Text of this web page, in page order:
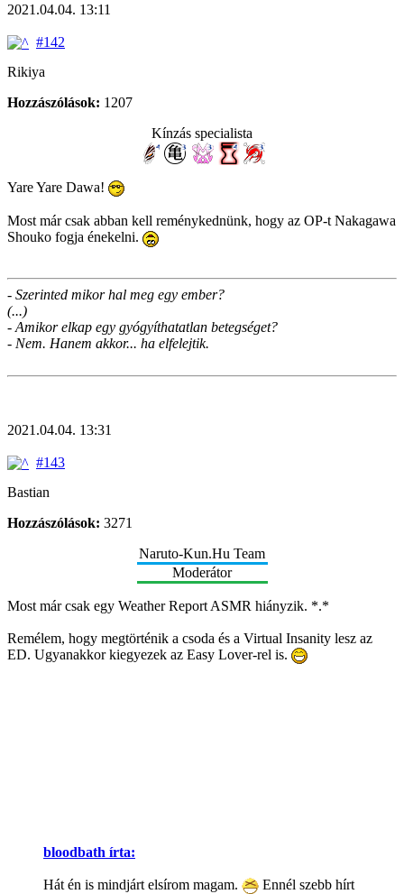
2021.04.04. 13:11
#142
Rikiya
Hozzászólások: 1207
Kínzás specialista
Yare Yare Dawa!
Most már csak abban kell reménykednünk, hogy az OP-t Nakagawa
Shouko fogja énekelni.
- Szerinted mikor hal meg egy ember?
(...)
- Amikor elkap egy gyógyíthatatlan betegséget?
- Nem. Hanem akkor... ha elfelejtik.
2021.04.04. 13:31
#143
Bastian
Hozzászólások: 3271
Naruto-Kun.Hu Team
Moderátor
Most már csak egy Weather Report ASMR hiányzik. *.*
Remélem, hogy megtörténik a csoda és a Virtual Insanity lesz az
ED. Ugyanakkor kiegyezek az Easy Lover-rel is.
bloodbath írta:
Hát én is mindjárt elsírom magam.
Ennél szebb hírt